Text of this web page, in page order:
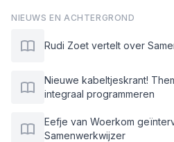
NIEUWS EN ACHTERGROND
Rudi Zoet vertelt over
Nieuwe kabeltjeskrant!
integraal programmeren
Eefje van Woerkom
Samenwerkwijzer